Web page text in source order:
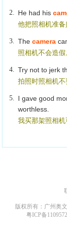
2. He had his
他把照相机准备
3. The camera
照相机不会造假
4. Try not to jerk
拍照时照相机不
5. I gave good
worthless.
我买那架照相机
版权所有：广州奥
粤ICP备